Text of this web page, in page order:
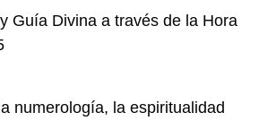
Guía Divina a través de la Hora
numerología, la espiritualidad